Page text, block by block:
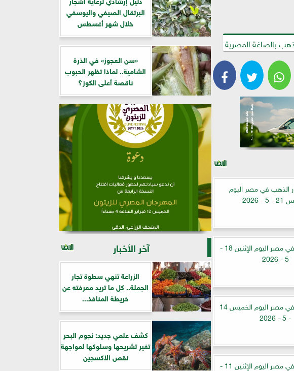
بالصاغة المصرية
الذهب في مصر اليوم
2026
أسعار الذهب في مصر اليوم الإثنين 18 -
5 - 2026
أسعار الذهب في مصر اليوم الخميس 14
- 5 - 2026
أسعار الذهب في مصر اليوم الإثنين 11 -
البرتقال الصيفي واليوسفي
خلال شهر أغسطس
«سن العجوز» في الذرة
الشامية.. لماذا تظهر الحبوب
ناقصة أعلى الكوز؟
آخر الأخبار
الزراعة تنهي سطوة تجار
الجملة.. كل ما تريد معرفته عن
خريطة المنافذ...
كشف علمي جديد: نجوم البحر
تغير تشريحها وسلوكها لمواجهة
نقص الأكسجين